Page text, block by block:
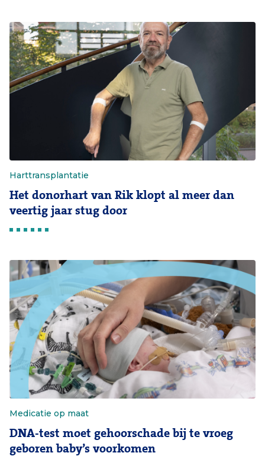
Harttransplantatie
Het donorhart van Rik klopt al meer dan
veertig jaar stug door
Medicatie op maat
DNA-test moet gehoorschade bij te vroeg
geboren baby’s voorkomen